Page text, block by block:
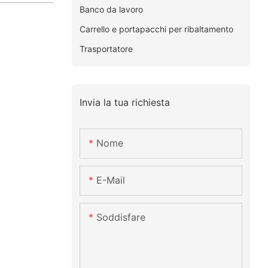
Banco da lavoro
Carrello e portapacchi per ribaltamento
Trasportatore
Invia la tua richiesta
Nome
E-Mail
Soddisfare